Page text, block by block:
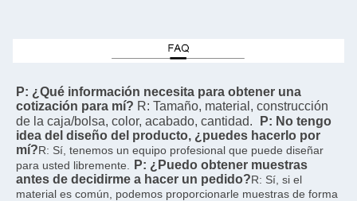
P: ¿Qué información necesita para obtener una
cotización para mí? R: Tamaño, material, construcción
de la caja/bolsa, color, acabado, cantidad.
P: No tengo
idea del diseño del producto, ¿puedes hacerlo por
mí?R: Sí, tenemos un equipo profesional que puede diseñar
para usted libremente.
P: ¿Puedo obtener muestras
antes de decidirme a hacer un pedido?R: Sí, si el
material es común, podemos proporcionarle muestras de forma